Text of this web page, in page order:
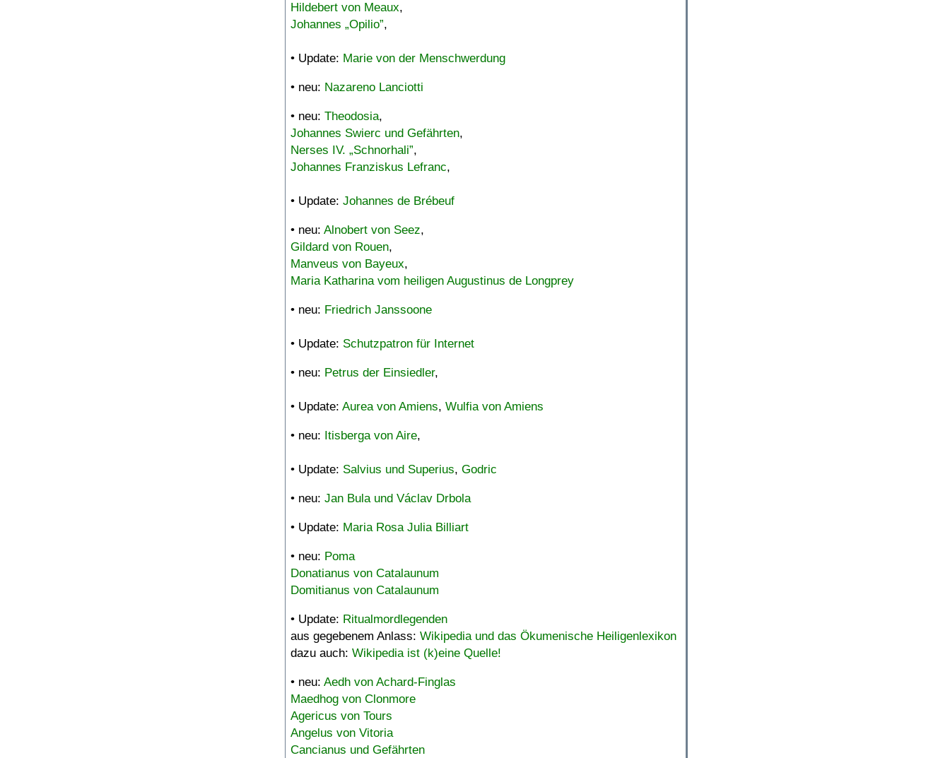
Hildebert von Meaux,
Johannes „Opilio”,
• Update: Marie von der Menschwerdung
• neu: Nazareno Lanciotti
• neu: Theodosia,
Johannes Swierc und Gefährten,
Nerses IV. „Schnorhali”,
Johannes Franziskus Lefranc,
• Update: Johannes de Brébeuf
• neu: Alnobert von Seez,
Gildard von Rouen,
Manveus von Bayeux,
Maria Katharina vom heiligen Augustinus de Longprey
• neu: Friedrich Janssoone
• Update: Schutzpatron für Internet
• neu: Petrus der Einsiedler,
• Update: Aurea von Amiens, Wulfia von Amiens
• neu: Itisberga von Aire,
• Update: Salvius und Superius, Godric
• neu: Jan Bula und Václav Drbola
• Update: Maria Rosa Julia Billiart
• neu: Poma
Donatianus von Catalaunum
Domitianus von Catalaunum
• Update: Ritualmordlegenden
aus gegebenem Anlass: Wikipedia und das Ökumenische Heiligenlexikon
dazu auch: Wikipedia ist (k)eine Quelle!
• neu: Aedh von Achard-Finglas
Maedhog von Clonmore
Agericus von Tours
Angelus von Vitoria
Cancianus und Gefährten